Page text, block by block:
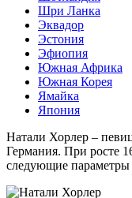
Шри Ланка
Эквадор
Эстония
Эфиопия
Южная Африка
Южная Корея
Ямайка
Япония
Натали Хорлер –
Германия. При росте
следующие